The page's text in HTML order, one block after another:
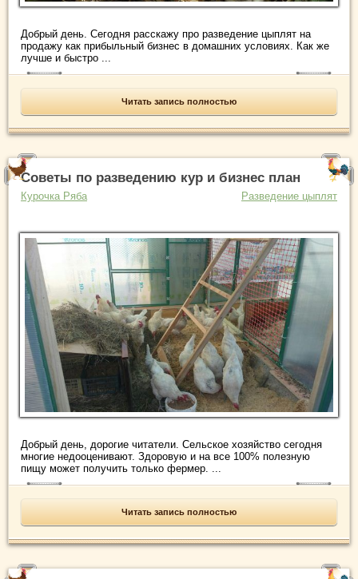
Добрый день. Сегодня расскажу про разведение цыплят на
продажу как прибыльный бизнес в домашних условиях. Как же
лучше и быстро ...
Читать запись полностью
Советы по разведению кур и бизнес план
Курочка Ряба Разведение цыплят
Добрый день, дорогие читатели. Сельское хозяйство сегодня
многие недооценивают. Здоровую и на все 100% полезную
пищу может получить только фермер. ...
Читать запись полностью